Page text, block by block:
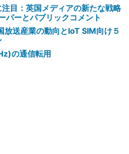
目：英国メディアの新たな戦略
パーとパブリックコメント
放送産業の動向とIoT SIM向け５
の通信転用